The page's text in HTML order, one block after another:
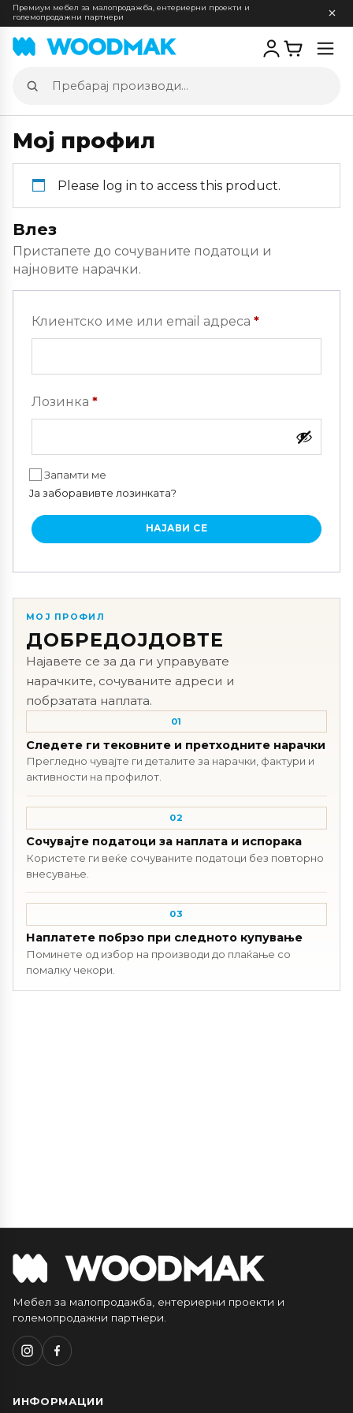
Премиум мебел за малопродажба, ентериерни проекти и
големопродажни партнери
Пребарај
производи
Мој профил
Please log in to access this product.
Влез
Пристапете до сочуваните податоци и
најновите нарачки.
Клиентско име или email адреса *
Лозинка *Задолжително
Запамти ме
Ја заборавивте лозинката?
НАЈАВИ СЕ
МОЈ ПРОФИЛ
ДОБРЕДОЈДОВТЕ
Најавете се за да ги управувате
нарачките, сочуваните адреси и
побрзатата наплата.
01
Следете ги тековните и претходните нарачки
Прегледно чувајте ги деталите за нарачки, фактури и
активности на профилот.
02
Сочувајте податоци за наплата и испорака
Користете ги веќе сочуваните податоци без повторно
внесување.
03
Наплатете побрзо при следното купување
Поминете од избор на производи до плаќање со
помалку чекори.
Мебел за малопродажба, ентериерни проекти и
големопродажни партнери.
ИНФОРМАЦИИ